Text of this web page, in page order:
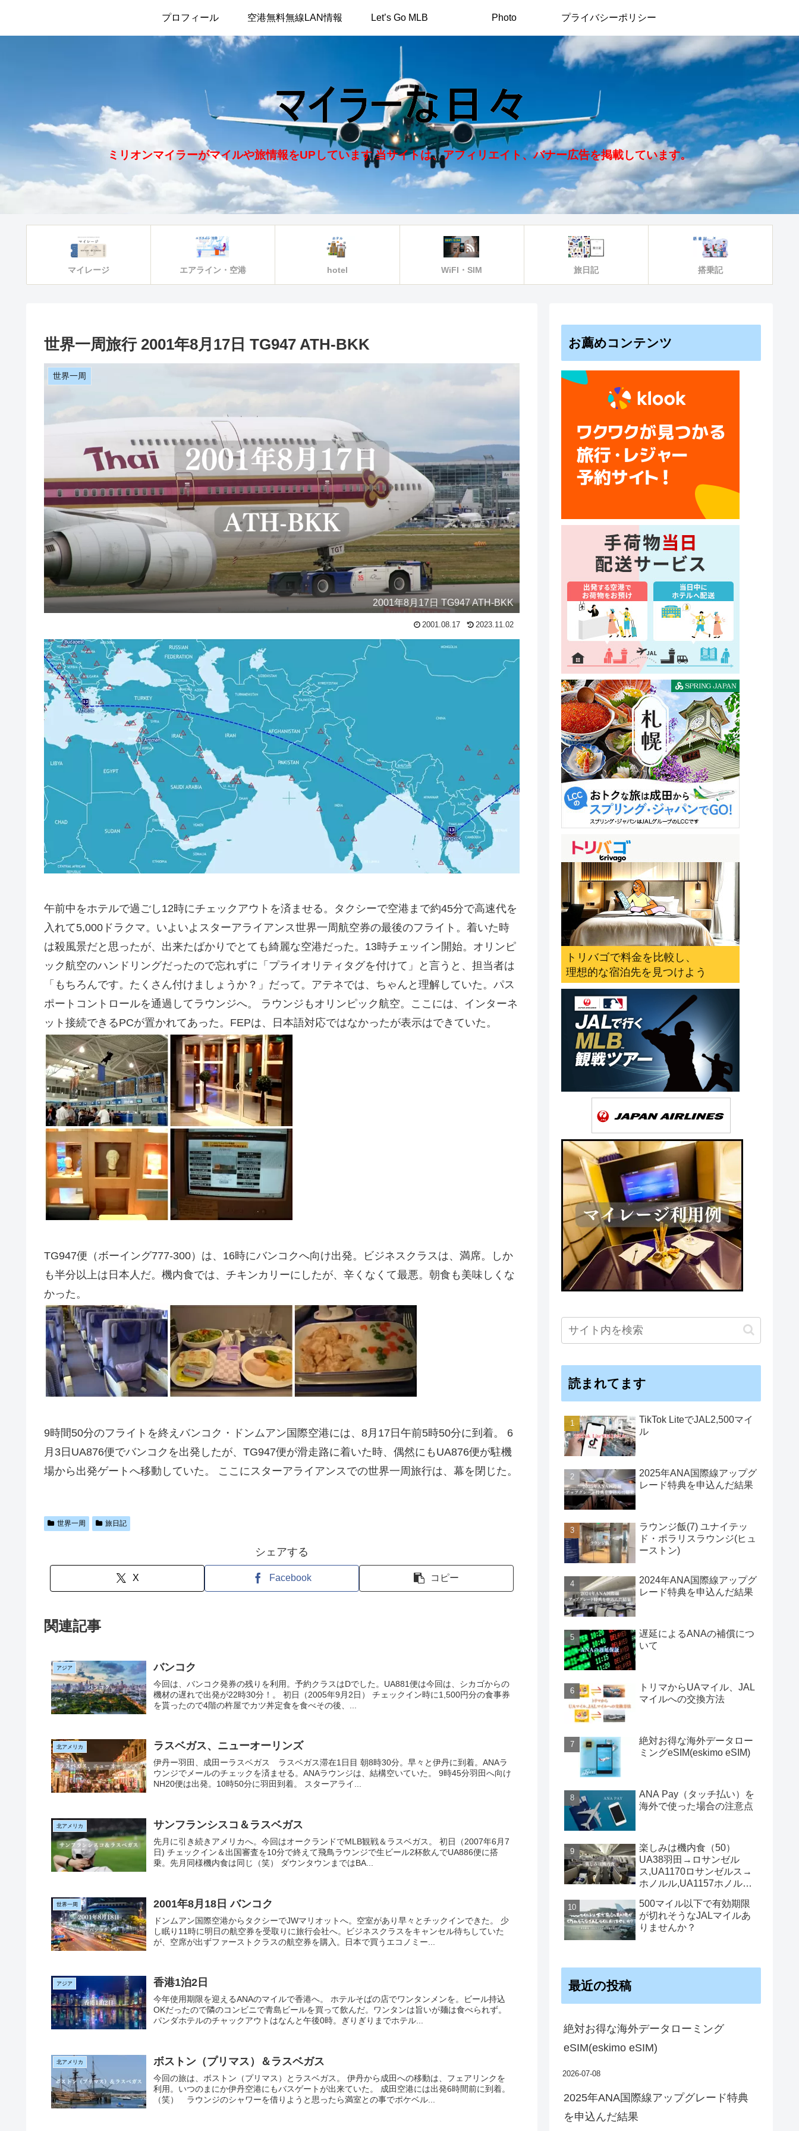
ミリオンマイラーがマイルや旅情報をUPしています 当サイトは、アフィリエイト、バナー広告を掲載しています。
プロフィール 空港無料無線LAN情報 Let’s Go MLB Photo プライバシーポリシー
マイレージ エアライン・空港 hotel WiFI・SIM 旅日記 搭乗記
世界一周旅行 2001年8月17日 TG947 ATH-BKK
世界一周
2001年8月17日 TG947 ATH-BKK
2001.08.17 2023.11.02
午前中をホテルで過ごし12時にチェックアウトを済ませる。タクシーで空港まで約45分で高速代を
入れて5,000ドラクマ。いよいよスターアライアンス世界一周航空券の最後のフライト。着いた時
は殺風景だと思ったが、出来たばかりでとても綺麗な空港だった。13時チェッイン開始。オリンピ
ック航空のハンドリングだったので忘れずに「プライオリティタグを付けて」と言うと、担当者は
「もちろんです。たくさん付けましょうか？」だって。アテネでは、ちゃんと理解していた。パス
ポートコントロールを通過してラウンジへ。 ラウンジもオリンピック航空。ここには、インターネ
ット接続できるPCが置かれてあった。FEPは、日本語対応ではなかったが表示はできていた。
TG947便（ボーイング777-300）は、16時にバンコクへ向け出発。ビジネスクラスは、満席。しか
も半分以上は日本人だ。機内食では、チキンカリーにしたが、辛くなくて最悪。朝食も美味しくな
かった。
9時間50分のフライトを終えバンコク・ドンムアン国際空港には、8月17日午前5時50分に到着。 6
月3日UA876便でバンコクを出発したが、TG947便が滑走路に着いた時、偶然にもUA876便が駐機
場から出発ゲートへ移動していた。 ここにスターアライアンスでの世界一周旅行は、幕を閉じた。
世界一周 旅日記
シェアする
X Facebook コピー
関連記事
アジア バンコク
今回は、バンコク発券の残りを利用。予約クラスはDでした。UA881便は今回は、シカゴからの
機材の遅れで出発が22時30分！。 初日（2005年9月2日） チェックイン時に1,500円分の食事券
を貰ったので4階の杵屋でカツ丼定食を食べその後、...
北アメリカ ラスベガス、ニューオーリンズ
伊丹ー羽田、成田ーラスベガス ラスベガス滞在1日目 朝8時30分。早々と伊丹に到着。ANAラ
ウンジでメールのチェックを済ませる。ANAラウンジは、結構空いていた。 9時45分羽田へ向け
NH20便は出発。10時50分に羽田到着。 スターアライ...
北アメリカ サンフランシスコ＆ラスベガス
先月に引き続きアメリカへ。今回はオークランドでMLB観戦＆ラスベガス。 初日（2007年6月7
日) チェックイン＆出国審査を10分で終えて飛鳥ラウンジで生ビール2杯飲んでUA886便に搭
乗。先月同様機内食は同じ（笑） ダウンタウンまではBA...
世界一周 2001年8月18日 バンコク
ドンムアン国際空港からタクシーでJWマリオットへ。空室があり早々とチックインできた。 少
し眠り11時に明日の航空券を受取りに旅行会社へ。ビジネスクラスをキャンセル待ちしていた
が、空席が出ずファーストクラスの航空券を購入。日本で買うエコノミー...
アジア 香港1泊2日
今年使用期限を迎えるANAのマイルで香港へ。 ホテルそばの店でワンタンメンを。ビール持込
OKだったので隣のコンビニで青島ビールを買って飲んだ。ワンタンは旨いが麺は食べられず。
パンダホテルのチャックアウトはなんと午後0時。ぎりぎりまでホテル...
北アメリカ ボストン（プリマス）＆ラスベガス
今回の旅は、ボストン（プリマス）とラスベガス。 伊丹から成田への移動は、フェアリンクを
利用。いつのまにか伊丹空港にもバスゲートが出来ていた。 成田空港には出発6時間前に到着。
（笑） ラウンジのシャワーを借りようと思ったら満室との事でポケベル...
お薦めコンテンツ
読まれてます
TikTok LiteでJAL2,500マイ
ル
2025年ANA国際線アップグ
レード特典を申込んだ結果
ラウンジ飯(7) ユナイテッ
ド・ポラリスラウンジ(ヒュ
ーストン)
2024年ANA国際線アップグ
レード特典を申込んだ結果
遅延によるANAの補償につ
いて
トリマからUAマイル、JAL
マイルへの交換方法
絶対お得な海外データロー
ミングeSIM(eskimo eSIM)
ANA Pay（タッチ払い）を
海外で使った場合の注意点
楽しみは機内食（50）
UA38羽田→ロサンゼル
ス,UA1170ロサンゼルス→
ホノルル,UA1157ホノルル
500マイル以下で有効期限
が切れそうなJALマイルあ
りませんか？
最近の投稿
絶対お得な海外データローミング
eSIM(eskimo eSIM)
2026-07-08
2025年ANA国際線アップグレード特典
を申込んだ結果